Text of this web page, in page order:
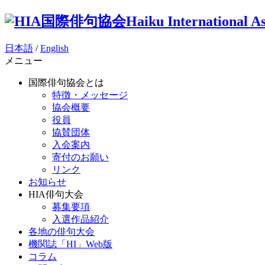
国際俳句協会Haiku International
日本語 /English
メニュー
国際俳句協会とは
特徴・メッセージ
協会概要
役員
協賛団体
入会案内
寄付のお願い
リンク
お知らせ
HIA俳句大会
募集要項
入選作品紹介
各地の俳句大会
機関誌「HI」Web版
コラム